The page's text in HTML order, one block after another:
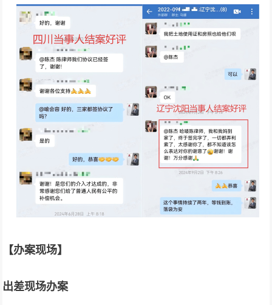
【办案现场】
出差现场办案